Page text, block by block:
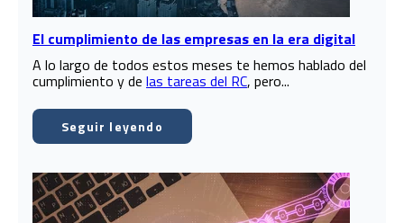
El cumplimiento de las empresas en la era digital
A lo largo de todos estos meses te hemos hablado del
cumplimiento y de las tareas del RC, pero...
Seguir leyendo